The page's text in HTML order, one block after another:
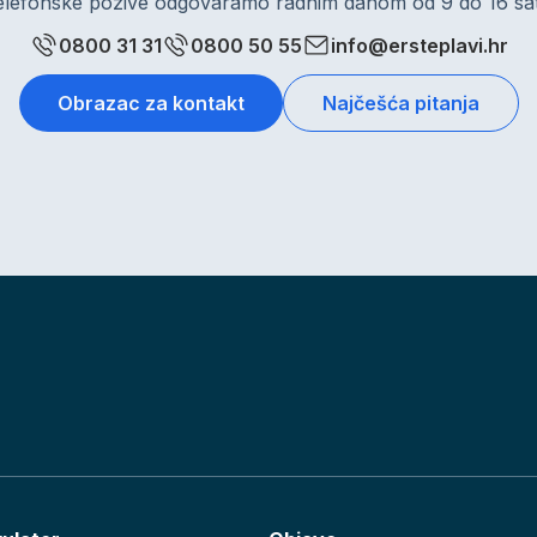
0800 31 31
0800 50 55 info@ersteplavi.hr
Obrazac za kontakt Najčešća pitanja